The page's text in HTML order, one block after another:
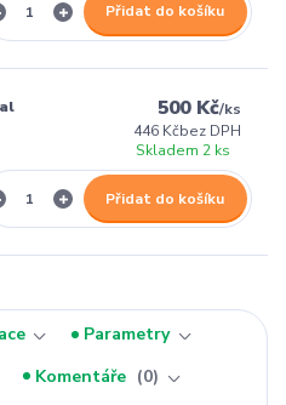
Přidat do košíku
500 Kč/ks
446 Kčbez DPH
Skladem 2 ks
Přidat do košíku
Parametry
Komentáře
0